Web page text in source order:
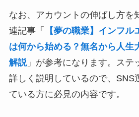
なお、アカウントの伸ばし方を
連記事「
【夢の職業】インフ
は何から始める？無名から人生
解説」が参考になります。ステ
詳しく説明しているので、SNS
ている方に必見の内容です。